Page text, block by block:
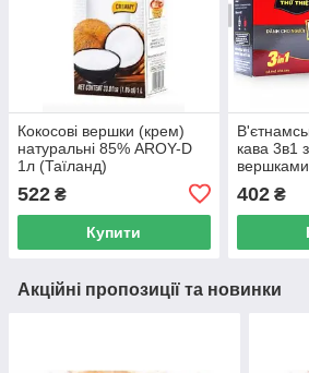
Кокосові вершки (крем)
натуральні 85% AROY-D
1л (Таїланд)
522 ₴
Купити
кава 3в1
Original,
402₴
Акційні пропозиції та новинки